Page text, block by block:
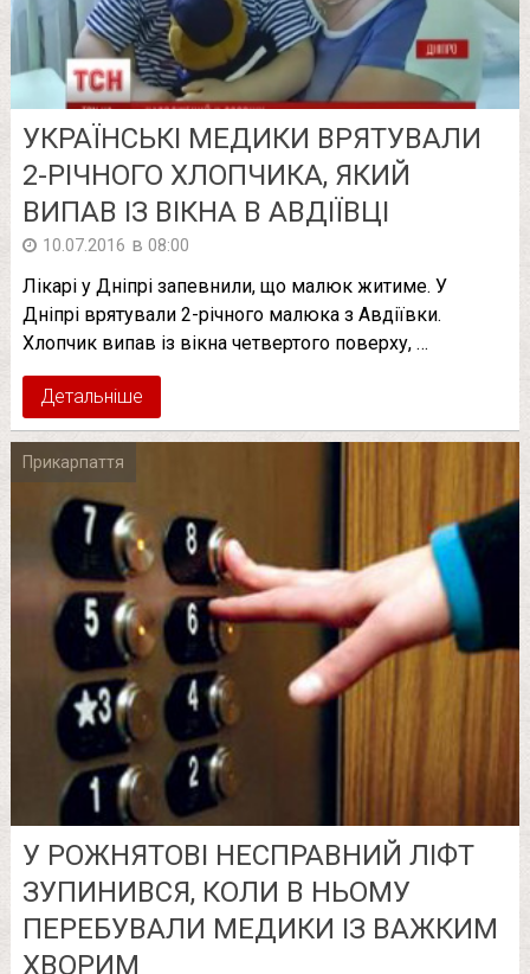
УКРАЇНСЬКІ МЕДИКИ ВРЯТУВАЛИ
2-РІЧНОГО ХЛОПЧИКА, ЯКИЙ
ВИПАВ ІЗ ВІКНА В АВДІЇВЦІ
10.07.2016 в 08:00
Лікарі у Дніпрі запевнили, що малюк житиме. У
Дніпрі врятували 2-річного малюка з Авдіївки.
Хлопчик випав із вікна четвертого поверху, …
Детальніше
Прикарпаття
У РОЖНЯТОВІ НЕСПРАВНИЙ ЛІФТ
ЗУПИНИВСЯ, КОЛИ В НЬОМУ
ПЕРЕБУВАЛИ МЕДИКИ ІЗ ВАЖКИМ
ХВОРИМ